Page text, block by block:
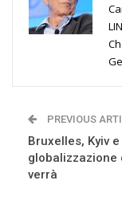
PREVIOUS
Bruxelles, Kyiv e
globalizzazione
verrà